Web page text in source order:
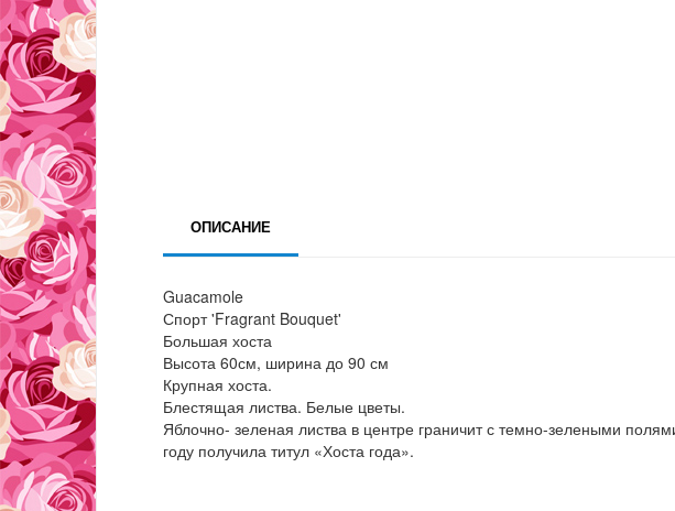
ОПИСАНИЕ
Guacamole
Спорт 'Fragrant Bouquet'
Большая хоста
Высота 60см, ширина до 90 см
Крупная хоста.
Блестящая листва. Белые цветы.
Яблочно- зеленая листва в центре граничит с темно-зелеными
году получила титул «Хоста года».